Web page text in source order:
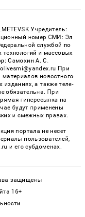
Учредитель:
номер СМИ: Эл
службой по
и массовых
Самохин А. С.
При
новостного
изданиях, а также теле-
обязательна. При
гиперссылка на
будут применены
и смежных правах.
портала не несет
пользователей,
и его субдоменах.
защищены
16+